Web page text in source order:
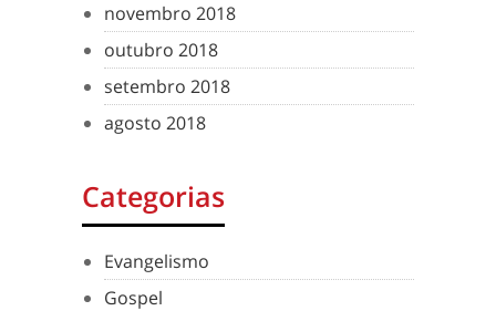
novembro 2018
outubro 2018
setembro 2018
agosto 2018
Categorias
Evangelismo
Gospel